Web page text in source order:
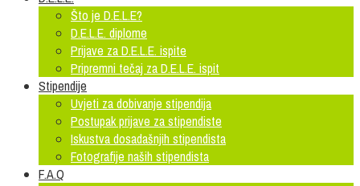
Što je D.E.L.E?
D.E.L.E. diplome
Prijave za D.E.L.E. ispite
Pripremni tečaj za D.E.L.E. ispit
Stipendije
Uvjeti za dobivanje stipendija
Postupak prijave za stipendiste
Iskustva dosadašnjih stipendista
Fotografije naših stipendista
F.A.Q